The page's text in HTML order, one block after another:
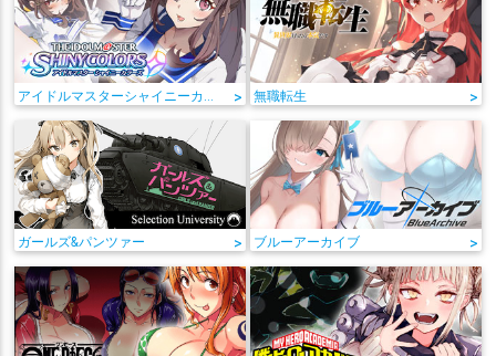
アイドルマスターシャイニーカラーズ > 無職転生 >
ガールズ&パンツァー > ブルーアーカイブ >